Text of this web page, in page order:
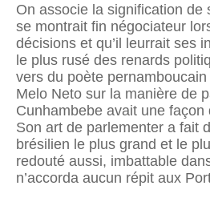
On associe la signification de
se montrait fin négociateur
décisions et qu’il leurrait ses
le plus rusé des renards
vers du poète
Melo Neto sur la manière de
Cunhambebe avait une façon
Son art de parlementer a fait
brésilien le plus grand et le
redouté aussi, imbattable
n’accorda aucun répit aux